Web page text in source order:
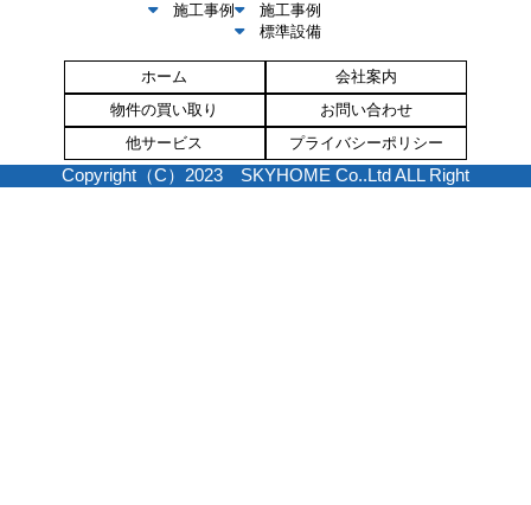
施工事例
施工事例
標準設備
ホーム
会社案内
物件の買い取り
お問い合わせ
他サービス
プライバシーポリシー
Copyright（C）2023 SKYHOME Co..Ltd ALL Right